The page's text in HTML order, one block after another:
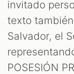
invitado
texto
Salvador, el
POSESIÓN